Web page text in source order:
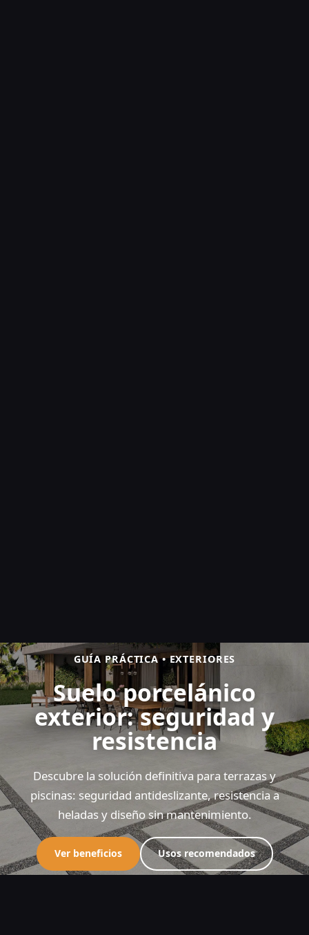
GUÍA PRÁCTICA • EXTERIORES
Suelo porcelánico
exterior: seguridad y
resistencia
Descubre la solución definitiva para terrazas y
piscinas: seguridad antideslizante, resistencia a
heladas y diseño sin mantenimiento.
Ver beneficios Usos recomendados